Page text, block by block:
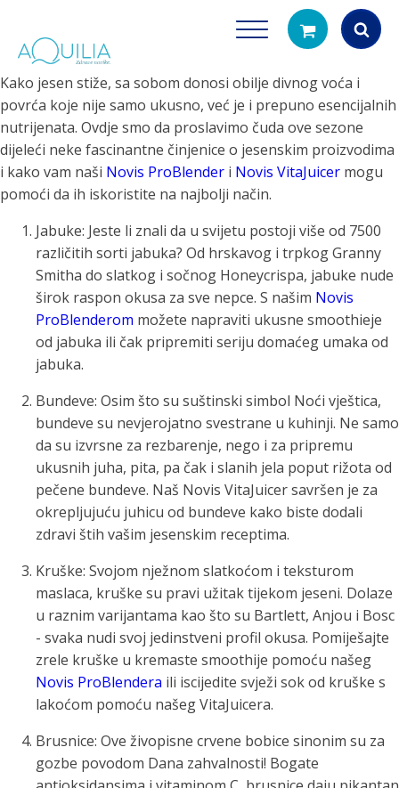
search
Kako jesen stiže, sa sobom donosi obilje divnog voća i
povrća koje nije samo ukusno, već je i prepuno esencijalnih
nutrijenata. Ovdje smo da proslavimo čuda ove sezone
dijeleći neke fascinantne činjenice o jesenskim proizvodima
i kako vam naši Novis ProBlender i Novis VitaJuicer mogu
pomoći da ih iskoristite na najbolji način.
Jabuke: Jeste li znali da u svijetu postoji više od 7500
različitih sorti jabuka? Od hrskavog i trpkog Granny
Smitha do slatkog i sočnog Honeycrispa, jabuke nude
širok raspon okusa za sve nepce. S našim Novis
ProBlenderom možete napraviti ukusne smoothieje
od jabuka ili čak pripremiti seriju domaćeg umaka od
jabuka.
Bundeve: Osim što su suštinski simbol Noći vještica,
bundeve su nevjerojatno svestrane u kuhinji. Ne samo
da su izvrsne za rezbarenje, nego i za pripremu
ukusnih juha, pita, pa čak i slanih jela poput rižota od
pečene bundeve. Naš Novis VitaJuicer savršen je za
okrepljujuću juhicu od bundeve kako biste dodali
zdravi štih vašim jesenskim receptima.
Kruške: Svojom nježnom slatkoćom i teksturom
maslaca, kruške su pravi užitak tijekom jeseni. Dolaze
u raznim varijantama kao što su Bartlett, Anjou i Bosc
- svaka nudi svoj jedinstveni profil okusa. Pomiješajte
zrele kruške u kremaste smoothije pomoću našeg
Novis ProBlendera ili iscijedite svježi sok od kruške s
lakoćom pomoću našeg VitaJuicera.
Brusnice: Ove živopisne crvene bobice sinonim su za
gozbe povodom Dana zahvalnosti! Bogate
Tuš glave
filtriranje vode za tuširanje
Vrčevi za
Potpuno prijenosno
čistu vodu za